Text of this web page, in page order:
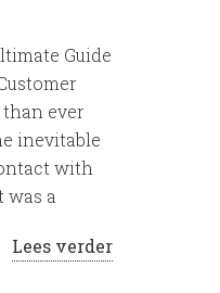
Guide
ever
inevitable
with
was a
Lees verder